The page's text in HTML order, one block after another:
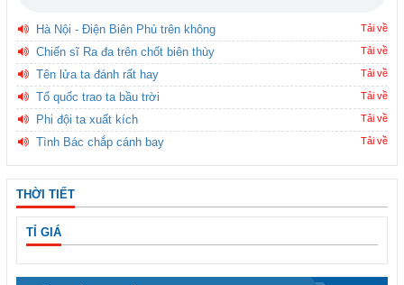
Hà Nội - Điện Biên Phủ trên không Tải về
Chiến sĩ Ra đa trên chốt biên thùy Tải về
Tên lửa ta đánh rất hay Tải về
Tổ quốc trao ta bầu trời Tải về
Phi đội ta xuất kích Tải về
Tình Bác chắp cánh bay Tải về
THỜI TIẾT
TỈ GIÁ